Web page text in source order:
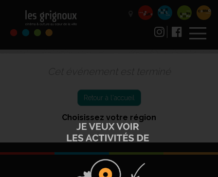
Cet événement est terminé
Retour à l'accueil
Choisissez votre région